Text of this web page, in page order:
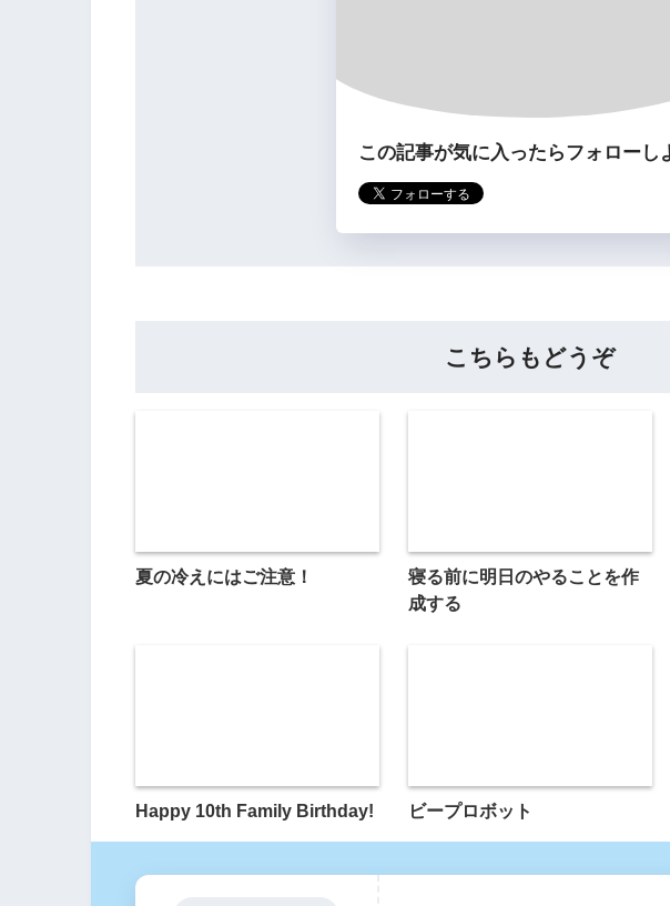
この記事が気に入ったらフォローし
こちらもどうぞ
夏の冷えにはご注意！
寝る前に明日のやることを作
成する
Happy 10th Family Birthday! ビープロボット